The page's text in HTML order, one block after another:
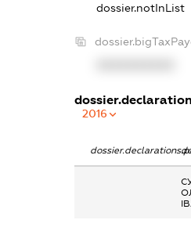
dossier.notInList
2016